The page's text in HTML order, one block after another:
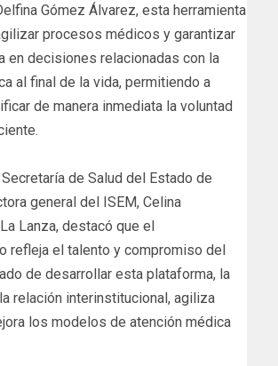
Gómez Álvarez, esta herramienta
procesos médicos y garantizar
en decisiones relacionadas con la
al final de la vida, permitiendo a
de manera inmediata la voluntad
de Salud del Estado de
general del ISEM, Celina
Lanza, destacó que el
refleja el talento y compromiso del
de desarrollar esta plataforma, la
relación interinstitucional, agiliza
los modelos de atención médica